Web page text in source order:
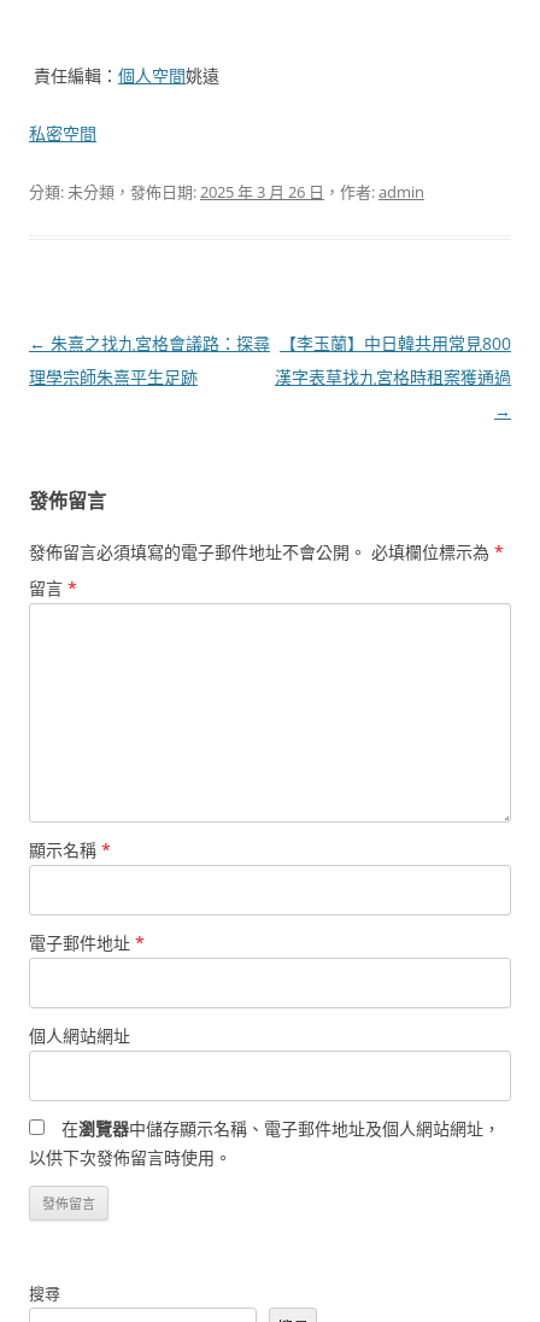
責任編輯： 個人空間姚遠
私密空間
分類: 未分類，發佈日期:2025 年 3 月 26 日 ，作者:admin
文
章
← 朱熹之找九宮格會議路：探尋
理學宗師朱熹平生足跡
【李玉蘭】中日韓共用常見800
漢字表草找九宮格時租案獲通過
→
發佈留言
發佈留言必須填寫的電子郵件地址不會公開。 必填欄位標示為 *
留言 *
顯示名稱 *
電子郵件地址 *
個人網站網址
在瀏覽器中儲存顯示名稱、電子郵件地址及個人網站網址，
以供下次發佈留言時使用。
搜尋